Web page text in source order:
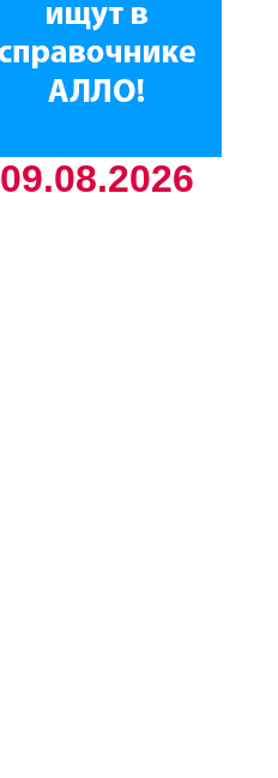
09.08.2026